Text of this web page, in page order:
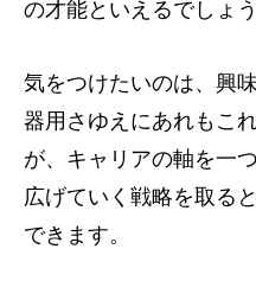
の才能といえるでしょう
気をつけたいのは、興
器用さゆえにあれもこ
が、キャリアの軸を一
広げていく戦略を取る
できます。